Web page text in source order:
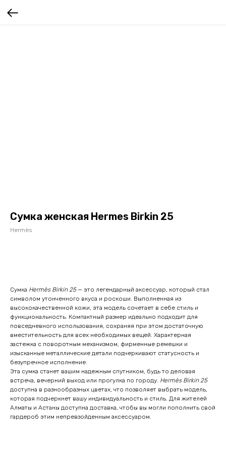
Сумка женская Hermes Birkin 25
Hermès
Сумка Hermès Birkin 25— это легендарный аксессуар, который стал
символом утонченного вкуса и роскоши. Выполненная из
высококачественной кожи, эта модель сочетает в себе стиль и
функциональность. Компактный размер идеально подходит для
повседневного использования, сохраняя при этом достаточную
вместительность для всех необходимых вещей. Характерная
застежка с поворотным механизмом, фирменные ремешки и
изысканные металлические детали подчеркивают статусность и
безупречное исполнение.
Эта сумка станет вашим надежным спутником, будь то деловая
встреча, вечерний выход или прогулка по городу. Hermès Birkin 25
доступна в разнообразных цветах, что позволяет выбрать модель,
которая подчеркнет вашу индивидуальность и стиль. Для жителей
Алматы и Астаны доступна доставка, чтобы вы могли пополнить свой
гардероб этим непревзойденным аксессуаром.